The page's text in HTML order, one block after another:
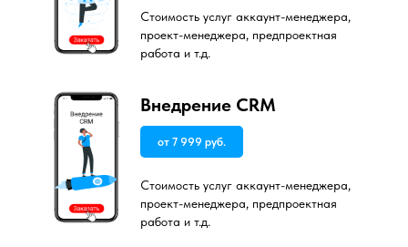
Стоимость услуг аккаунт-менеджера,
проект-менеджера, предпроектная
работа и т.д.
от 7 999 руб.
Стоимость услуг аккаунт-менеджера,
проект-менеджера, предпроектная
работа и т.д.
Внедрение CRM